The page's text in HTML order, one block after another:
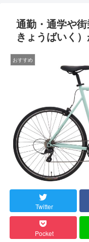
通勤・通学や
きょうばいく
おすすめ
Twitter
Pocket